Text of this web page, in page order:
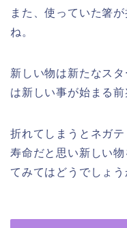
また、使っていた箸
ね。
新しい物は新たなス
は新しい事が始まる前
折れてしまうとネガ
寿命だと思い新しい
てみてはどうでしょう